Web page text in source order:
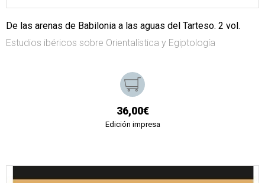
De las arenas de Babilonia a las aguas del Tarteso. 2 vol.
Estudios ibéricos sobre Orientalística y Egiptología
36,00€
Edición impresa